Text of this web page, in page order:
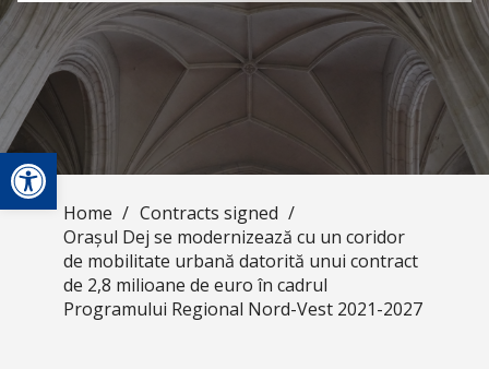
Open toolbar
Home / Contracts signed /
Orașul Dej se modernizează cu un coridor
de mobilitate urbană datorită unui contract
de 2,8 milioane de euro în cadrul
Programului Regional Nord-Vest 2021-2027